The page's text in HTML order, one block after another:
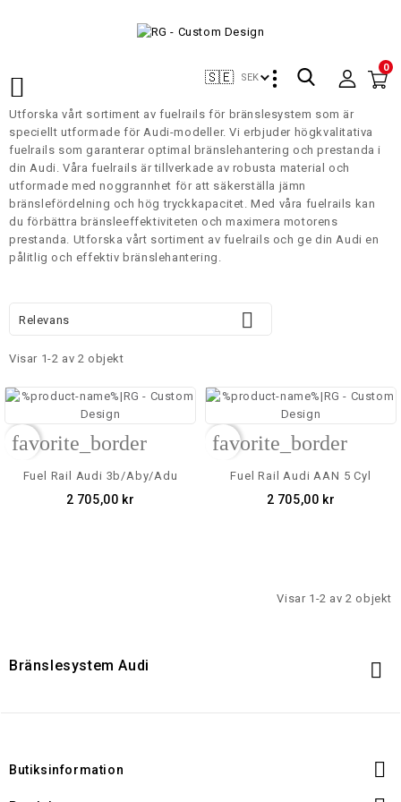

0
🇸🇪 SEK
Utforska vårt sortiment av fuelrails för bränslesystem som är
speciellt utformade för Audi-modeller. Vi erbjuder högkvalitativa
fuelrails som garanterar optimal bränslehantering och prestanda i
din Audi. Våra fuelrails är tillverkade av robusta material och
utformade med noggrannhet för att säkerställa jämn
bränslefördelning och hög tryckkapacitet. Med våra fuelrails kan
du förbättra bränsleeffektiviteten och maximera motorens
prestanda. Utforska vårt sortiment av fuelrails och ge din Audi en
pålitlig och effektiv bränslehantering.
Relevans 
Visar 1-2 av 2 objekt
favorite_border
Fuel Rail Audi 3b/aby/adu
2 705,00 kr
favorite_border
Fuel Rail Audi AAN 5 Cyl
2 705,00 kr
Visar 1-2 av 2 objekt
Bränslesystem Audi 
Butiksinformation 